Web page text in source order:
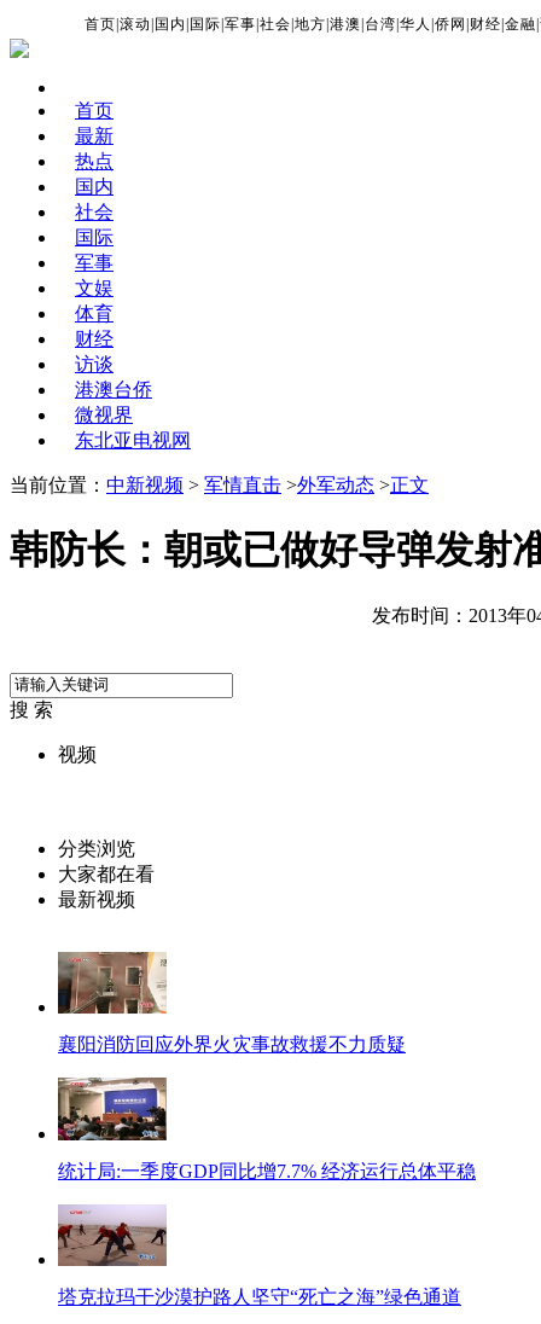
首页 |滚动 国内 国际 |军事 |社会 |地方 |港澳 台湾 |华人 |侨网 财经 |金融 |
首页
最新
热点
国内
社会
国际
军事
文娱
体育
财经
访谈
港澳台侨
微视界
东北亚电视网
当前位置： 中新视频 > 军情直击 >外军动态 >正文
韩防长：朝或已做好导弹发射
发布时间：2013年
搜 索
视频
分类浏览
大家都在看
最新视频
襄阳消防回应外界火灾事故救援不力质疑
统计局:一季度GDP同比增7.7% 经济运行总体平稳
塔克拉玛干沙漠护路人坚守“死亡之海”绿色通道